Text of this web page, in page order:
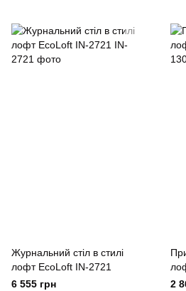
Журнальний стіл в стилі
лофт EcoLoft IN-2721
6 555 грн
2